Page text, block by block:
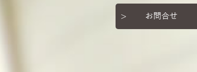
お問合せ